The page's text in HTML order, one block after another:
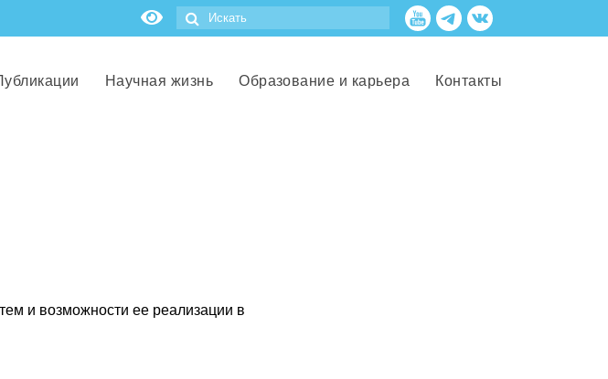
Научная жизнь Образование и карьера Контакты
и возможности ее реализации в